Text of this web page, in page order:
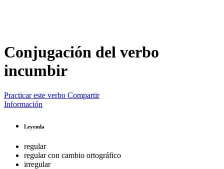
Conjugación del verbo
incumbir
Practicar este verbo Compartir
Información
Leyenda
regular
regular con cambio ortográfico
irregular